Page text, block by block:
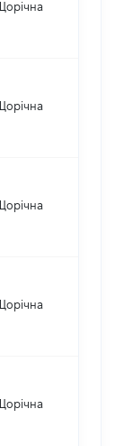
Щорічна
Щорічна
Щорічна
Щорічна
Щорічна